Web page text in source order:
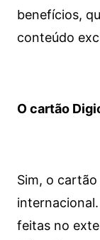
benefícios,
conteúdo
O cartão
Sim, o
feitas no